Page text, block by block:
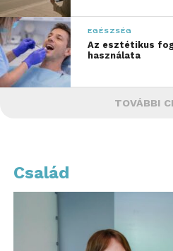
EGÉSZSÉG
Az esztétikus
használata
TOVÁBBI
Család